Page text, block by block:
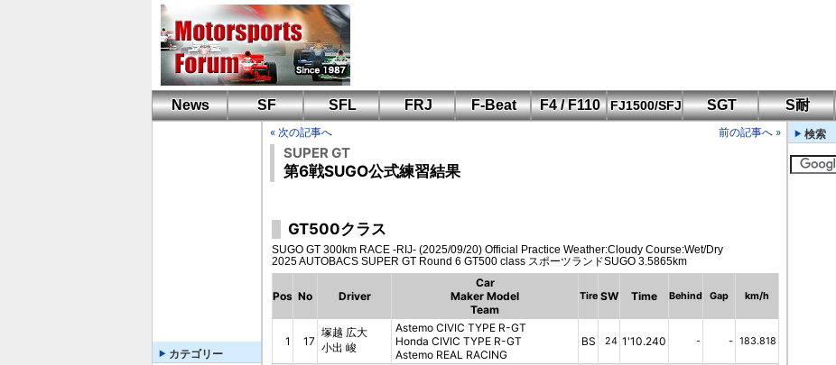
News SF SFL FRJ F-Beat
F4 / F110
FJ1500/SFJ SGT S耐
カテゴリー
« 次の記事へ 前の記事へ »
SUPER GT
第6戦SUGO公式練習結果
GT500クラス
SUGO GT 300km RACE -RIJ- (2025/09/20) Official Practice Weather:Cloudy Course:Wet/Dry
2025 AUTOBACS SUPER GT Round 6 GT500 class スポーツランドSUGO 3.5865km
Pos No Driver
Car
Maker Model
Team
Tire SW Time Behind Gap km/h
1 17
塚越 広大
小出 峻
Astemo CIVIC TYPE R-GT
Honda CIVIC TYPE R-GT
Astemo REAL RACING
BS 24 1'10.240 - - 183.818
検索